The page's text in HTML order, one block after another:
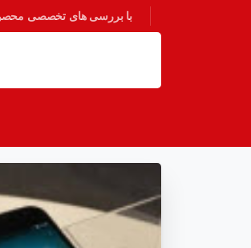
با بررسی های تخصصی